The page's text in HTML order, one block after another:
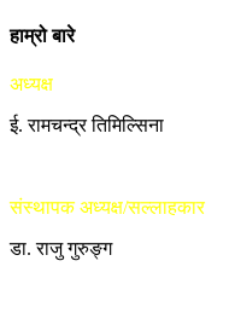
हाम्रो बारे
अध्यक्ष
ई. रामचन्द्र तिमिल्सिना
संस्थापक अध्यक्ष/सल्लाहकार
डा. राजु गुरुङ्ग